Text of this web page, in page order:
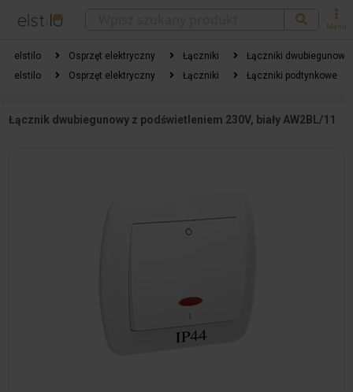
Menu
elstilo Osprzęt elektryczny Łączniki
Łączniki dwubiegunowe
elstilo
Osprzęt elektryczny Łączniki Łączniki podtynkowe
Łącznik dwubiegunowy z podświetleniem 230V, biały AW2BL/11